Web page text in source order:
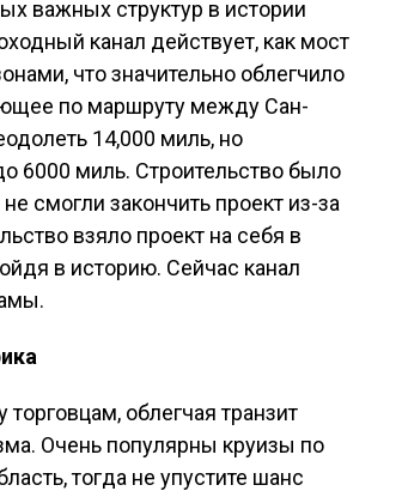
важных структур в истории
канал действует, как мост
что значительно облегчило
по маршруту между Сан-
14,000 миль, но
6000 миль. Строительство было
смогли закончить проект из-за
взяло проект на себя в
в историю. Сейчас канал
облегчая транзит
Очень популярны круизы по
тогда не упустите шанс